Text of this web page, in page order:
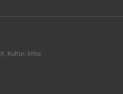
Kultur, Infos